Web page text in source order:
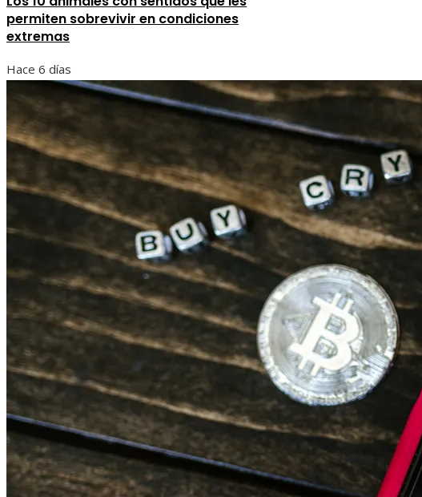
permiten sobrevivir en condiciones
extremas
Hace 6 días